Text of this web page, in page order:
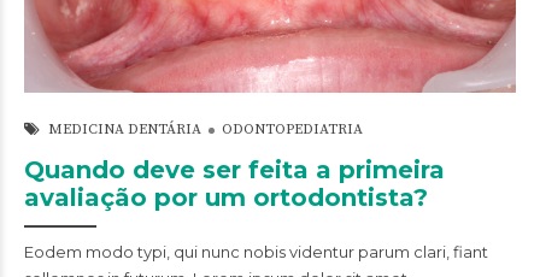
MEDICINA DENTÁRIA ODONTOPEDIATRIA
Quando deve ser feita a primeira
avaliação por um ortodontista?
Eodem modo typi, qui nunc nobis videntur parum clari, fiant